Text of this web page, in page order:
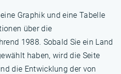
Graphik und eine Tabelle
über die
1988. Sobald Sie ein Land
haben, wird die Seite
die Entwicklung der von